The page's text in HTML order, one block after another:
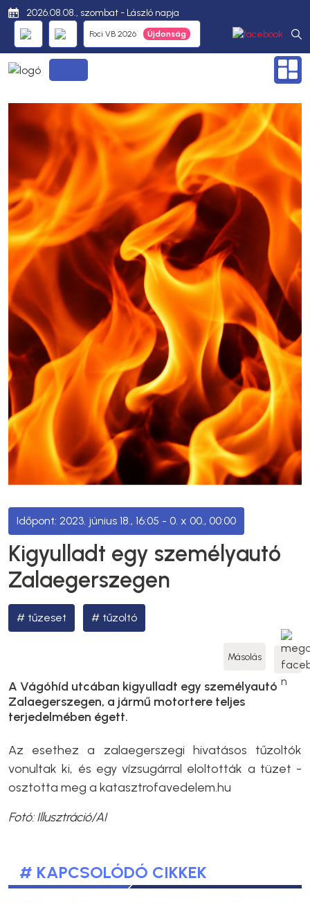
2026.08.08., szombat - László napja
Foci VB 2026
2023. június 18., 16:05 - 0. x 00., 00:00
Kigyulladt egy személyautó
Zalaegerszegen
tűzeset tűzoltó
Másolás
A Vágóhíd utcában kigyulladt egy személyautó
Zalaegerszegen, a jármű motortere teljes
terjedelmében égett.
Az esethez a zalaegerszegi hivatásos tűzoltók
vonultak ki, és egy vízsugárral eloltották a tüzet -
osztotta meg a katasztrofavedelem.hu
Fotó: Illusztráció/AI
# KAPCSOLÓDÓ CIKKEK